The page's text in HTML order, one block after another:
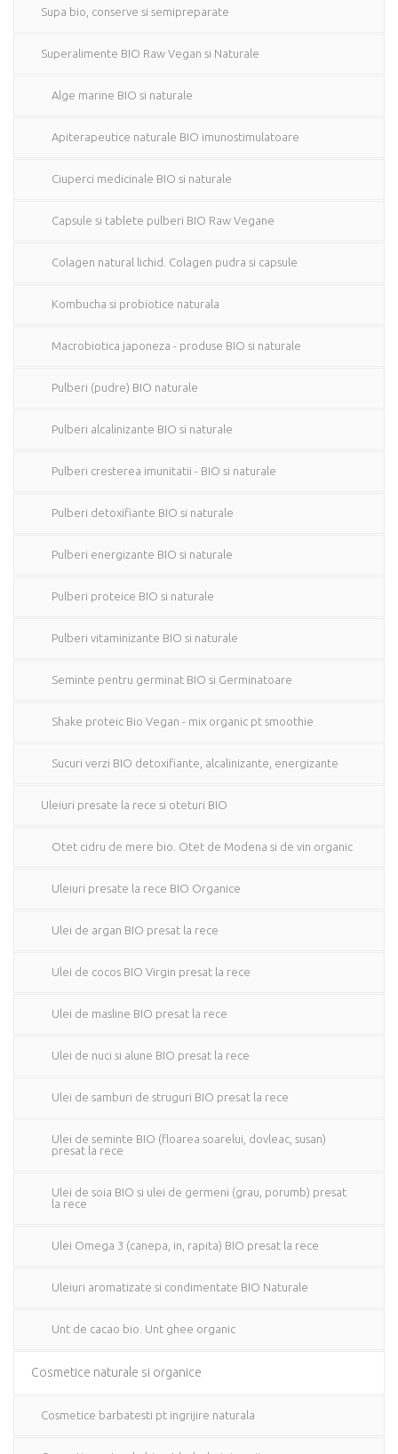
Supa bio, conserve si semipreparate
Superalimente BIO Raw Vegan si Naturale
Alge marine BIO si naturale
Apiterapeutice naturale BIO imunostimulatoare
Ciuperci medicinale BIO si naturale
Capsule si tablete pulberi BIO Raw Vegane
Colagen natural lichid. Colagen pudra si capsule
Kombucha si probiotice naturala
Macrobiotica japoneza - produse BIO si naturale
Pulberi (pudre) BIO naturale
Pulberi alcalinizante BIO si naturale
Pulberi cresterea imunitatii - BIO si naturale
Pulberi detoxifiante BIO si naturale
Pulberi energizante BIO si naturale
Pulberi proteice BIO si naturale
Pulberi vitaminizante BIO si naturale
Seminte pentru germinat BIO si Germinatoare
Shake proteic Bio Vegan - mix organic pt smoothie
Sucuri verzi BIO detoxifiante, alcalinizante, energizante
Uleiuri presate la rece si oteturi BIO
Otet cidru de mere bio. Otet de Modena si de vin organic
Uleiuri presate la rece BIO Organice
Ulei de argan BIO presat la rece
Ulei de cocos BIO Virgin presat la rece
Ulei de masline BIO presat la rece
Ulei de nuci si alune BIO presat la rece
Ulei de samburi de struguri BIO presat la rece
Ulei de seminte BIO (floarea soarelui, dovleac, susan)
presat la rece
Ulei de soia BIO si ulei de germeni (grau, porumb) presat
la rece
Ulei Omega 3 (canepa, in, rapita) BIO presat la rece
Uleiuri aromatizate si condimentate BIO Naturale
Unt de cacao bio. Unt ghee organic
Cosmetice naturale si organice
Cosmetice barbatesti pt ingrijire naturala